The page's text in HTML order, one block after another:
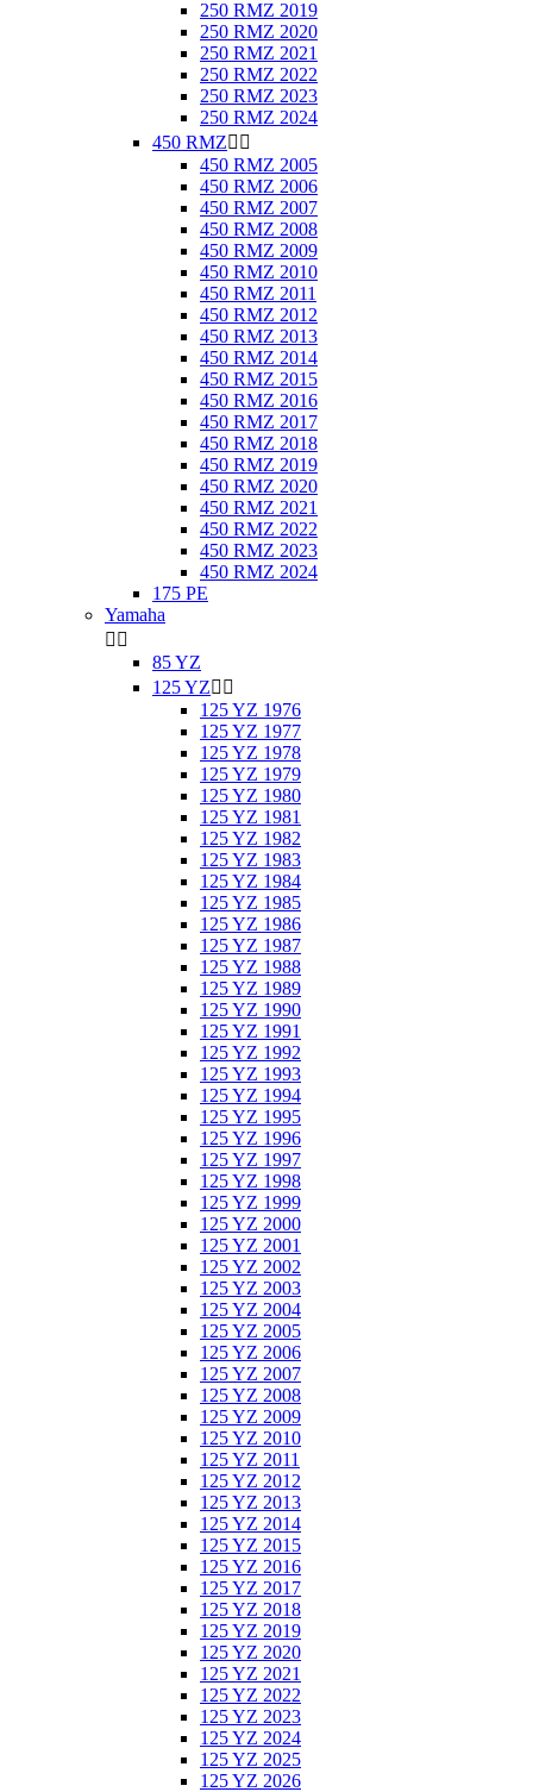
250 RMZ 2019
250 RMZ 2020
250 RMZ 2021
250 RMZ 2022
250 RMZ 2023
250 RMZ 2024
450 RMZ 
450 RMZ 2005
450 RMZ 2006
450 RMZ 2007
450 RMZ 2008
450 RMZ 2009
450 RMZ 2010
450 RMZ 2011
450 RMZ 2012
450 RMZ 2013
450 RMZ 2014
450 RMZ 2015
450 RMZ 2016
450 RMZ 2017
450 RMZ 2018
450 RMZ 2019
450 RMZ 2020
450 RMZ 2021
450 RMZ 2022
450 RMZ 2023
450 RMZ 2024
175 PE
Yamaha
 
85 YZ
125 YZ 
125 YZ 1976
125 YZ 1977
125 YZ 1978
125 YZ 1979
125 YZ 1980
125 YZ 1981
125 YZ 1982
125 YZ 1983
125 YZ 1984
125 YZ 1985
125 YZ 1986
125 YZ 1987
125 YZ 1988
125 YZ 1989
125 YZ 1990
125 YZ 1991
125 YZ 1992
125 YZ 1993
125 YZ 1994
125 YZ 1995
125 YZ 1996
125 YZ 1997
125 YZ 1998
125 YZ 1999
125 YZ 2000
125 YZ 2001
125 YZ 2002
125 YZ 2003
125 YZ 2004
125 YZ 2005
125 YZ 2006
125 YZ 2007
125 YZ 2008
125 YZ 2009
125 YZ 2010
125 YZ 2011
125 YZ 2012
125 YZ 2013
125 YZ 2014
125 YZ 2015
125 YZ 2016
125 YZ 2017
125 YZ 2018
125 YZ 2019
125 YZ 2020
125 YZ 2021
125 YZ 2022
125 YZ 2023
125 YZ 2024
125 YZ 2025
125 YZ 2026